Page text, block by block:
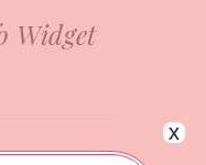
Widget
x